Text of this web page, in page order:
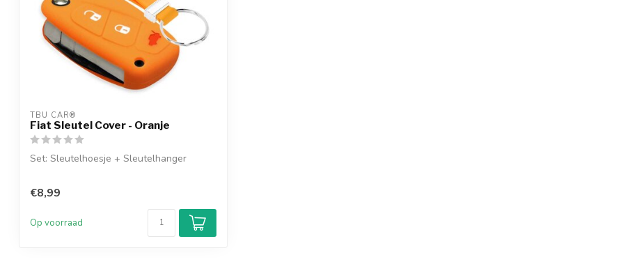
TBU CAR®
Fiat Sleutel Cover - Oranje
Set: Sleutelhoesje + Sleutelhanger
€8,99
Op voorraad